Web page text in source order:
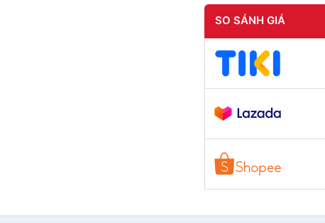
SO SÁNH GIÁ